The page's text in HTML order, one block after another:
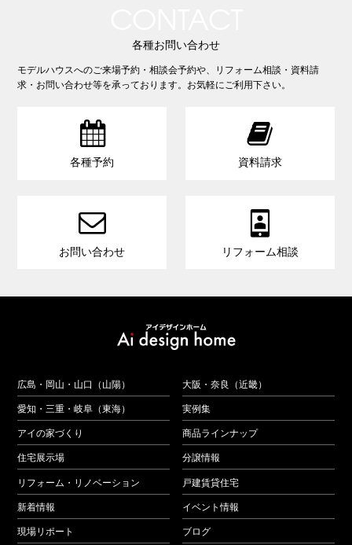
各種お問い合わせ
モデルハウスへのご来場予約・相談会予約や、リフォーム相談・資料請
求・お問い合わせ等を承っております。お気軽にご利用下さい。

各種予約

資料請求

お問い合わせ

リフォーム相談
広島・岡山・山口（山陽） 大阪・奈良（近畿）
愛知・三重・岐阜（東海） 実例集
アイの家づくり 商品ラインナップ
住宅展示場 分譲情報
リフォーム・リノベーション 戸建賃貸住宅
新着情報 イベント情報
現場リポート ブログ